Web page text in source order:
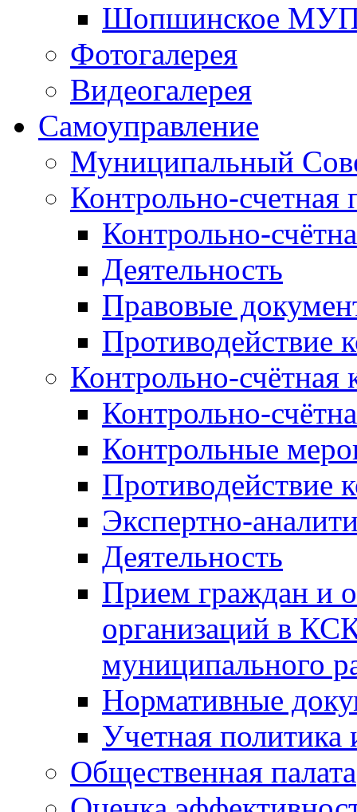
Шопшинское
Фотогалерея
Видеогалерея
Самоуправление
Муниципальный
Контрольно-счетная
Контрольно-
Деятельность
Правовые
Противодействие
Контрольно-счётная
Контрольно-
Контрольные
Противодействие
Экспертно-
Деятельность
Прием граждан и
организаций в
муниципального
Нормативные
Учетная политика
Общественная палата